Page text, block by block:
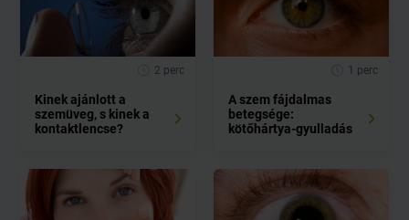
2 perc
Kinek ajánlott a
szemüveg, s kinek a
kontaktlencse?
1 perc
A szem fájdalmas
betegsége:
kötőhártya-gyulladás